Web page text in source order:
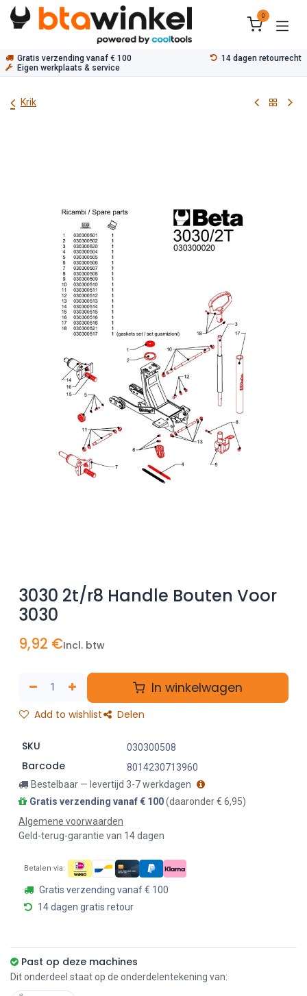
Overslaan naar inhoud
0
Gratis verzending vanaf € 100
14 dagen retourrecht
Eigen werkplaats & service
Krik
3030 2t/r8 Handle Bouten Voor
3030
9,92 €Incl. btw
In winkelwagen
Add to wishlist Delen
SKU 030300508
Barcode
8014230713960
Bestelbaar — levertijd 3-7 werkdagen
Gratis verzending vanaf € 100(daaronder € 6,95)
Algemene voorwaarden
Geld-terug-garantie van 14 dagen
Betalen via:
Gratis verzending vanaf € 100
14 dagen gratis retour
Past op deze machines
Dit onderdeel staat op de onderdelentekening van: